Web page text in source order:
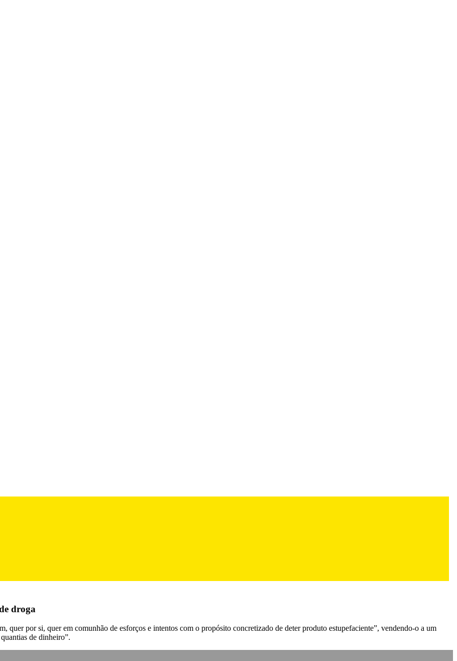
droga
quer por si, quer em comunhão de esforços e intentos com o propósito concretizado de deter produto estupefaciente”, vendendo-o a um
de dinheiro”.